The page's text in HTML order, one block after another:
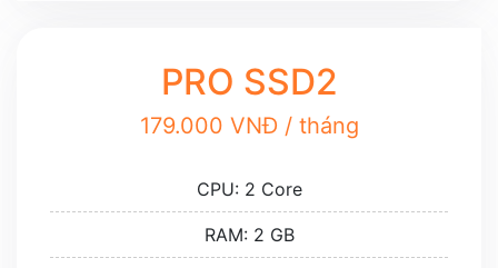
PRO SSD2
179.000 VNĐ / tháng
CPU: 2 Core
RAM: 2 GB